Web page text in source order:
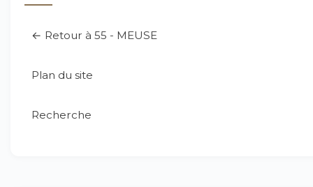
← Retour à 55 - MEUSE
Plan du site
Recherche